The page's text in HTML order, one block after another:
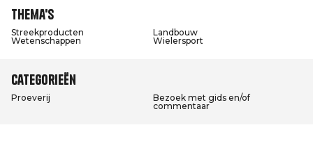
Thema's
Streekproducten
Landbouw
Wetenschappen
Wielersport
Categorieën
Proeverij
Bezoek met gids en/of
commentaar